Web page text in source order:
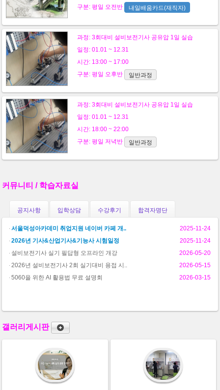
구분: 평일 오전반 내일배움카드(재직자)
과정: 3회대비 설비보전기사 공유압 1일 실습
일정: 01.01 ~ 12.31
시간: 13:00 ~ 17:00
구분: 평일 오후반 일반과정
과정: 3회대비 설비보전기사 공유압 1일 실습
일정: 01.01 ~ 12.31
시간: 18:00 ~ 22:00
구분: 평일 저녁반 일반과정
커뮤니티 / 학습자료실
공지사항 입학상담 수강후기 합격자명단
서울덕성아카데미 취업지원 네이버 카페 개..
2025-11-24
2026년 기사&산업기사&기능사 시험일정
2025-11-24
설비보전기사 실기 필답형 오프라인 개강
2026-05-20
2026년 설비보전기사 2회 실기대비 용접 시..
2026-05-15
5060을 위한 AI 활용법 무료 설명회
2026-03-15
갤러리게시판